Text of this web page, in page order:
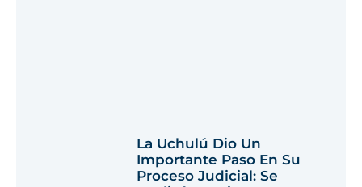
La Uchulú Dio Un
Importante Paso En Su
Proceso Judicial: Se